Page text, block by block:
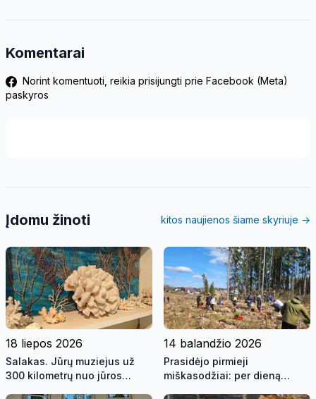
Komentarai
Norint komentuoti, reikia prisijungti prie Facebook (Meta)
paskyros
Įdomu žinoti kitos naujienos šiame skyriuje →
18 liepos 2026
Salakas. Jūrų muziejus už
300 kilometrų nuo jūros
14 balandžio 2026
Prasidėjo pirmieji
miškasodžiai: per dieną